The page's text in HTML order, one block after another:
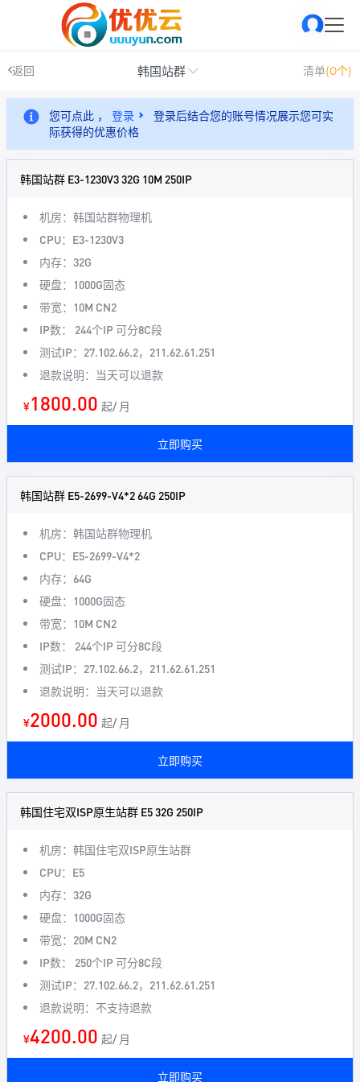
返回 韩国站群 清单(0个)
您可点此 ， 登录
登录后结合您的账号情况展示您可实
际获得的优惠价格
韩国站群 E3-1230V3 32G 10M 250IP
机房：韩国站群物理机
CPU：E3-1230V3
内存：32G
硬盘：1000G固态
带宽：10M CN2
IP数： 244个IP 可分8C段
测试IP：27.102.66.2，211.62.61.251
退款说明：当天可以退款
¥1800.00 起/ 月
立即购买
韩国站群 E5-2699-V4*2 64G 250IP
机房：韩国站群物理机
CPU：E5-2699-V4*2
内存：64G
硬盘：1000G固态
带宽：10M CN2
IP数： 244个IP 可分8C段
测试IP：27.102.66.2，211.62.61.251
退款说明：当天可以退款
¥2000.00 起/ 月
立即购买
韩国住宅双ISP原生站群 E5 32G 250IP
机房：韩国住宅双ISP原生站群
CPU：E5
内存：32G
硬盘：1000G固态
带宽：20M CN2
IP数： 250个IP 可分8C段
测试IP：27.102.66.2，211.62.61.251
退款说明：不支持退款
¥4200.00 起/ 月
立即购买